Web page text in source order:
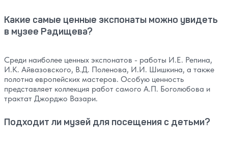
Какие самые ценные экспонаты можно увидеть
в музее Радищева?
Среди наиболее ценных экспонатов - работы И.Е. Репина,
И.К. Айвазовского, В.Д. Поленова, И.И. Шишкина, а также
полотна европейских мастеров. Особую ценность
представляет коллекция работ самого А.П. Боголюбова и
трактат Джорджо Вазари.
Подходит ли музей для посещения с детьми?